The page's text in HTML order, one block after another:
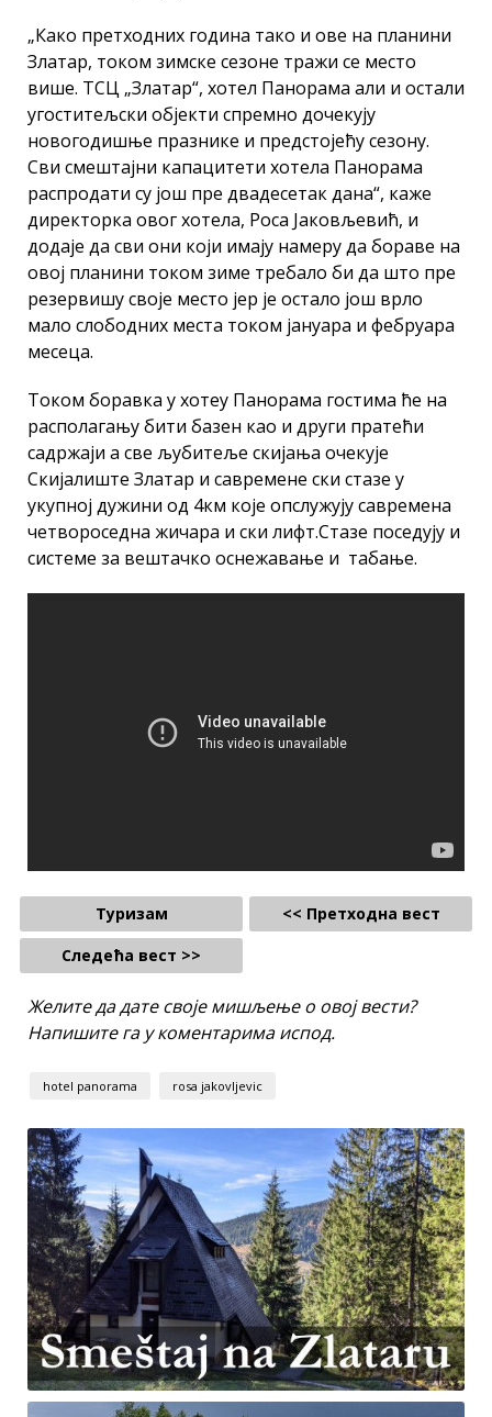
„Како претходних година тако и ове на планини
Златар, током зимске сезоне тражи се место
више. ТСЦ „Златар“, хотел Панорама али и остали
угоститељски објекти спремно дочекују
новогодишње празнике и предстојећу сезону.
Сви смештајни капацитети хотела Панорама
распродати су још пре двадесетак дана“, каже
директорка овог хотела, Роса Јаковљевић, и
додаје да сви они који имају намеру да бораве на
овој планини током зиме требало би да што пре
резервишу своје место јер је остало још врло
мало слободних места током јануара и фебруара
месеца.
Током боравка у хотеу Панорама гостима ће на
располагању бити базен као и други пратећи
садржаји а све љубитеље скијања очекује
Скијалиште Златар и савремене ски стазе у
укупној дужини од 4км које опслужују савремена
четвороседна жичара и ски лифт.Стазе поседују и
системе за вештачко оснежавање и табање.
Туризам
<< Претходна вест
Следећа вест >>
Желите да дате своје мишљење о овој вести?
Напишите га у коментарима испод.
hotel panorama rosa jakovljevic